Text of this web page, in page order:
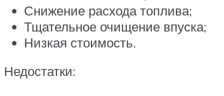
Снижение расхода топлива;
Тщательное очищение впуска;
Низкая стоимость.
Недостатки: